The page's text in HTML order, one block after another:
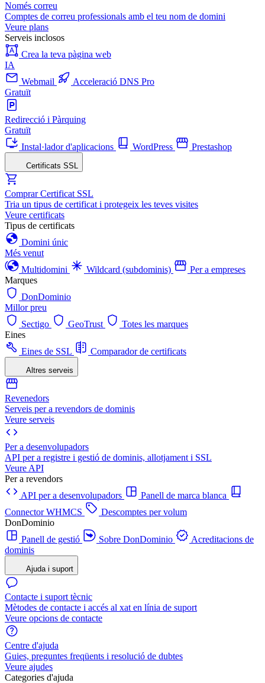
Només correu
Comptes de correu professionals amb el teu nom de domini
Veure plans
Serveis inclosos
Crea la teva pàgina web
IA
Webmail
Acceleració DNS Pro
Gratuït
Redirecció i Pàrquing
Gratuït
Instal·lador d'aplicacions
WordPress Prestashop
Certificats SSL
Comprar Certificat SSL
Tria un tipus de certificat i protegeix les teves visites
Veure certificats
Tipus de certificats
Domini únic
Més venut
Multidomini
Wildcard (subdominis)
Per a empreses
Marques
DonDominio
Millor preu
Sectigo
GeoTrust
Totes les marques
Eines
Eines de SSL
Comparador de certificats
Altres serveis
Revenedors
Serveis per a revendors de dominis
Veure serveis
Per a desenvolupadors
API per a registre i gestió de dominis, allotjament i SSL
Veure API
Per a revendors
API per a desenvolupadors
Panell de marca blanca
Connector WHMCS
Descomptes per volum
DonDominio
Panell de gestió
Sobre DonDominio
Acreditacions de
dominis
Ajuda i suport
Contacte i suport tècnic
Mètodes de contacte i accés al xat en línia de suport
Veure opcions de contacte
Centre d'ajuda
Guies, preguntes freqüents i resolució de dubtes
Veure ajudes
Categories d'ajuda